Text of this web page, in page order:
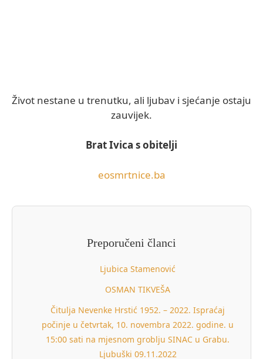
Život nestane u trenutku, ali ljubav i sjećanje ostaju
zauvijek.
Brat Ivica s obitelji
eosmrtnice.ba
Preporučeni članci
Ljubica Stamenović
OSMAN TIKVEŠA
Čitulja Nevenke Hrstić 1952. – 2022. Ispraćaj
počinje u četvrtak, 10. novembra 2022. godine. u
15:00 sati na mjesnom groblju SINAC u Grabu.
Ljubuški 09.11.2022